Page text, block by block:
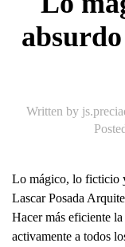
Written by
Lo mágico, lo ficticio
Lascar Posada
Hacer más eficiente
activamente a todos